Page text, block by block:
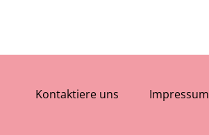
Kontaktiere uns Impressum